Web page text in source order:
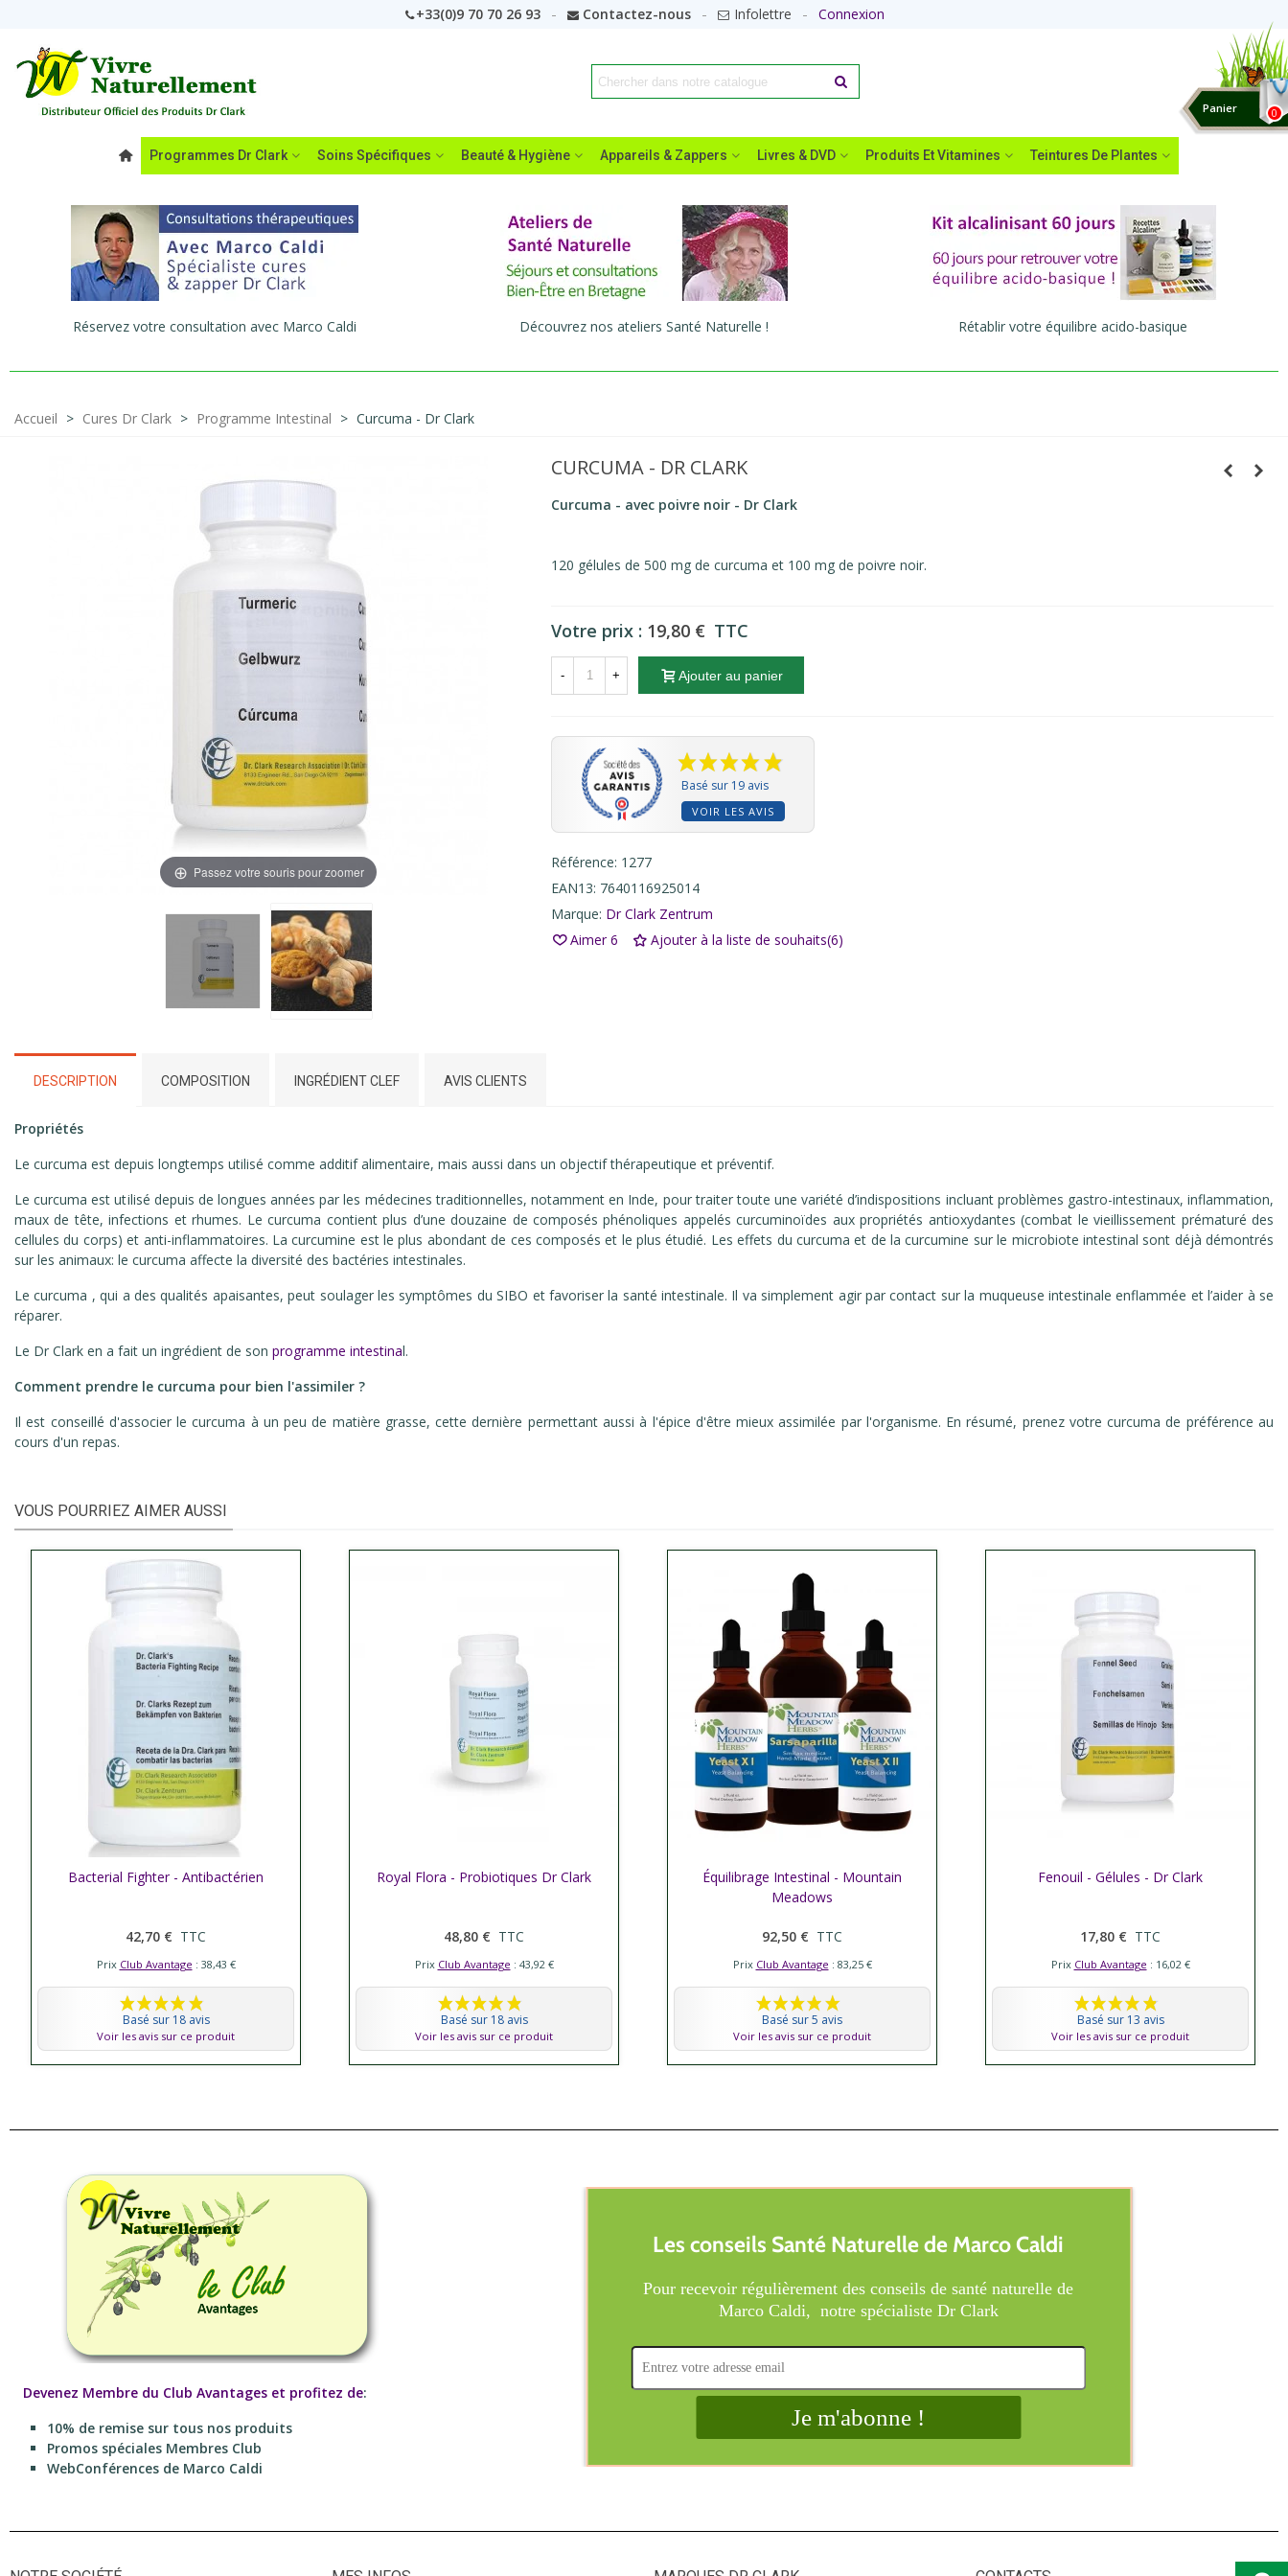
+33(0)9 70 70 26 93 Contactez-nous Infolettre Connexion
0
Panier
Programmes Dr Clark Soins Spécifiques Beauté & Hygiène Appareils & Zappers Livres & DVD Produits Et Vitamines Teintures De Plantes
Réservez votre consultation avec Marco Caldi Découvrez nos ateliers Santé Naturelle ! Rétablir votre équilibre acido-basique
Accueil > Cures Dr Clark > Programme Intestinal > Curcuma - Dr Clark
Passez votre souris pour zoomer
CURCUMA - DR CLARK
Curcuma - avec poivre noir - Dr Clark
120 gélules de 500 mg de curcuma et 100 mg de poivre noir.
Votre prix : 19,80 € TTC
- + Ajouter au panier
Basé sur 19 avis
VOIR LES AVIS
Référence: 1277
EAN13: 7640116925014
Marque: Dr Clark Zentrum
Aimer 6 Ajouter à la liste de souhaits(6)
DESCRIPTION COMPOSITION INGRÉDIENT CLEF AVIS CLIENTS
Propriétés
Le curcuma est depuis longtemps utilisé comme additif alimentaire, mais aussi dans un objectif thérapeutique et préventif.
Le curcuma est utilisé depuis de longues années par les médecines traditionnelles, notamment en Inde, pour traiter toute une variété d’indispositions incluant problèmes gastro-intestinaux, inflammation,
maux de tête, infections et rhumes. Le curcuma contient plus d’une douzaine de composés phénoliques appelés curcuminoïdes aux propriétés antioxydantes (combat le vieillissement prématuré des
cellules du corps) et anti-inflammatoires. La curcumine est le plus abondant de ces composés et le plus étudié. Les effets du curcuma et de la curcumine sur le microbiote intestinal sont déjà démontrés
sur les animaux: le curcuma affecte la diversité des bactéries intestinales.
Le curcuma , qui a des qualités apaisantes, peut soulager les symptômes du SIBO et favoriser la santé intestinale. Il va simplement agir par contact sur la muqueuse intestinale enflammée et l’aider à se
réparer.
Le Dr Clark en a fait un ingrédient de son programme intestinal.
Comment prendre le curcuma pour bien l'assimiler ?
Il est conseillé d'associer le curcuma à un peu de matière grasse, cette dernière permettant aussi à l'épice d'être mieux assimilée par l'organisme. En résumé, prenez votre curcuma de préférence au
cours d'un repas.
VOUS POURRIEZ AIMER AUSSI
Afficher plus
Bacterial Fighter - Antibactérien
42,70 € TTC
Prix Club Avantage : 38,43 €
Basé sur 18 avis
Voir les avis sur ce produit
Afficher plus
Royal Flora - Probiotiques Dr Clark
48,80 € TTC
Prix Club Avantage : 43,92 €
Basé sur 18 avis
Voir les avis sur ce produit
Afficher plus
Équilibrage Intestinal - Mountain
Meadows
92,50 € TTC
Prix Club Avantage : 83,25 €
Basé sur 5 avis
Voir les avis sur ce produit
Afficher plus
Fenouil - Gélules - Dr Clark
17,80 € TTC
Prix Club Avantage : 16,02 €
Basé sur 13 avis
Voir les avis sur ce produit
Devenez Membre du Club Avantages et profitez de:
10% de remise sur tous nos produits
Promos spéciales Membres Club
WebConférences de Marco Caldi